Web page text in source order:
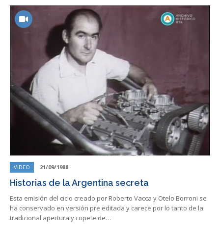
VIDEO 21/09/1988
Historias de la Argentina secreta
Esta emisión del ciclo creado por Roberto Vacca y Otelo Borroni se
ha conservado en versión pre editada y carece por lo tanto de la
tradicional apertura y copete de…